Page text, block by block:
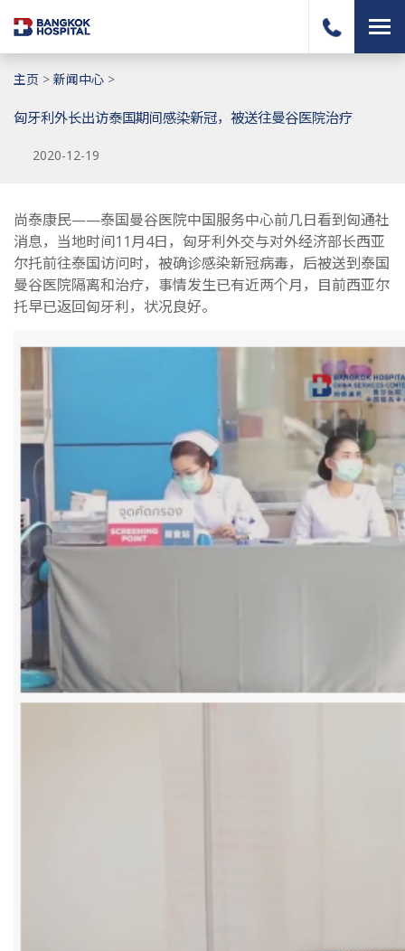
主页 > 新闻中心 >
匈牙利外长出访泰国期间感染新冠，被送往曼谷医院治疗
2020-12-19
尚泰康民——泰国曼谷医院中国服务中心前几日看到匈通社
消息，当地时间11月4日，匈牙利外交与对外经济部长西亚
尔托前往泰国访问时，被确诊感染新冠病毒，后被送到泰国
曼谷医院隔离和治疗，事情发生已有近两个月，目前西亚尔
托早已返回匈牙利，状况良好。